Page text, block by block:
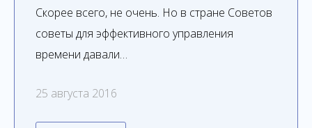
Скорее всего, не очень. Но в стране Советов
советы для эффективного управления
времени давали…
25 августа 2016